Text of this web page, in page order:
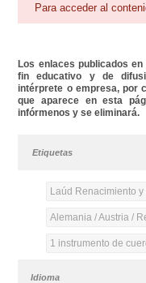
Para acceder al
Los enlaces publicados
fin educativo y de
intérprete o empresa, por
que aparece en esta
infórmenos y se eliminará.
Etiquetas
Laúd Renacimiento y
Alemania / Austria /
1 instrumento de
Idioma